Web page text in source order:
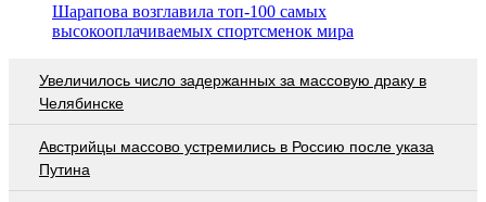
Шарапова возглавила топ-100 самых
высокооплачиваемых спортсменок мира
Увеличилось число задержанных за массовую драку в
Челябинске
Австрийцы массово устремились в Россию после указа
Путина